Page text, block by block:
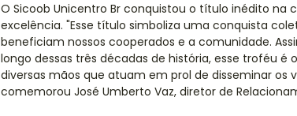
O Sicoob Unicentro Br conquistou o título inédito na
excelência. "Esse título simboliza uma conquista
beneficiam nossos cooperados e a comunidade.
longo dessas três décadas de história, esse troféu
diversas mãos que atuam em prol de disseminar os
comemorou José Umberto Vaz, diretor de